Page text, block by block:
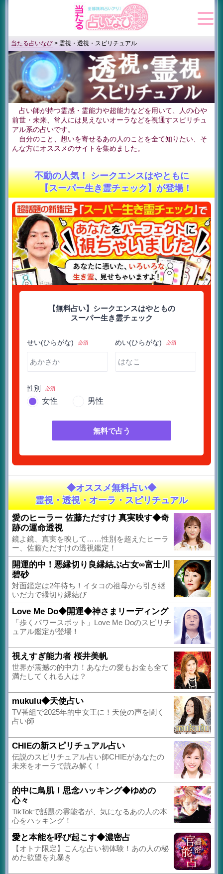
当たる占いなび> 霊視・透視・スピリチュアル
占い師が持つ霊感・霊能力や超能力などを用いて、人の心や
前世・未来、常人には見えないオーラなどを視通すスピリチュ
アル系の占いです。
自分のこと、想いを寄せるあの人のことを全て知りたい、そ
んな方にオススメのサイトを集めました。
不動の人気！ シークエンスはやともに
【スーパー生き霊チェック】が登場！
【無料占い】シークエンスはやともの
スーパー生き霊チェック
せい(ひらがな) 必須 めい(ひらがな) 必須
性別 必須
女性 男性
無料で占う
◆オススメ無料占い◆
霊視・透視・オーラ・スピリチュアル
愛のヒーラー 佐藤ただすけ 真実映す◆奇
跡の運命透視
鏡よ鏡、真実を映して……性別を超えたヒーラ
ー、佐藤ただすけの透視鑑定！
開運的中！悪縁切り良縁結ぶ占女∞富士川
碧砂
対面鑑定は2年待ち！イタコの祖母から引き継
いだ力で縁切り縁結び
Love Me Do◆開運◆神さまリーディング
「歩くパワースポット」Love Me Doのスピリチ
ュアル鑑定が登場！
視えすぎ能力者 桜井美帆
世界が震撼の的中力！あなたの愛もお金も全て
満たしてくれる人は？
mukulu◆天使占い
TV番組で2025年的中女王に！天使の声を聞く
占い師
CHIEの新スピリチュアル占い
伝説のスピリチュアル占い師CHIEがあなたの
未来をオーラで読み解く！
的中に鳥肌！思念ハッキング◆ゆめの
心々
TikTokで話題の霊能者が、気になるあの人の本
心をハッキング！
愛と本能を呼び起こす◆濃密占
【オトナ限定】こんな占い初体験！あの人の秘
めた欲望を丸暴き